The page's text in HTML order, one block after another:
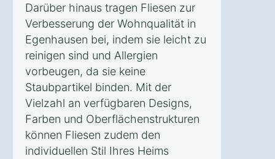
Darüber hinaus tragen Fliesen zur
Verbesserung der Wohnqualität in
Egenhausen bei, indem sie leicht zu
reinigen sind und Allergien
vorbeugen, da sie keine
Staubpartikel binden. Mit der
Vielzahl an verfügbaren Designs,
Farben und Oberflächenstrukturen
können Fliesen zudem den
individuellen Stil Ihres Heims